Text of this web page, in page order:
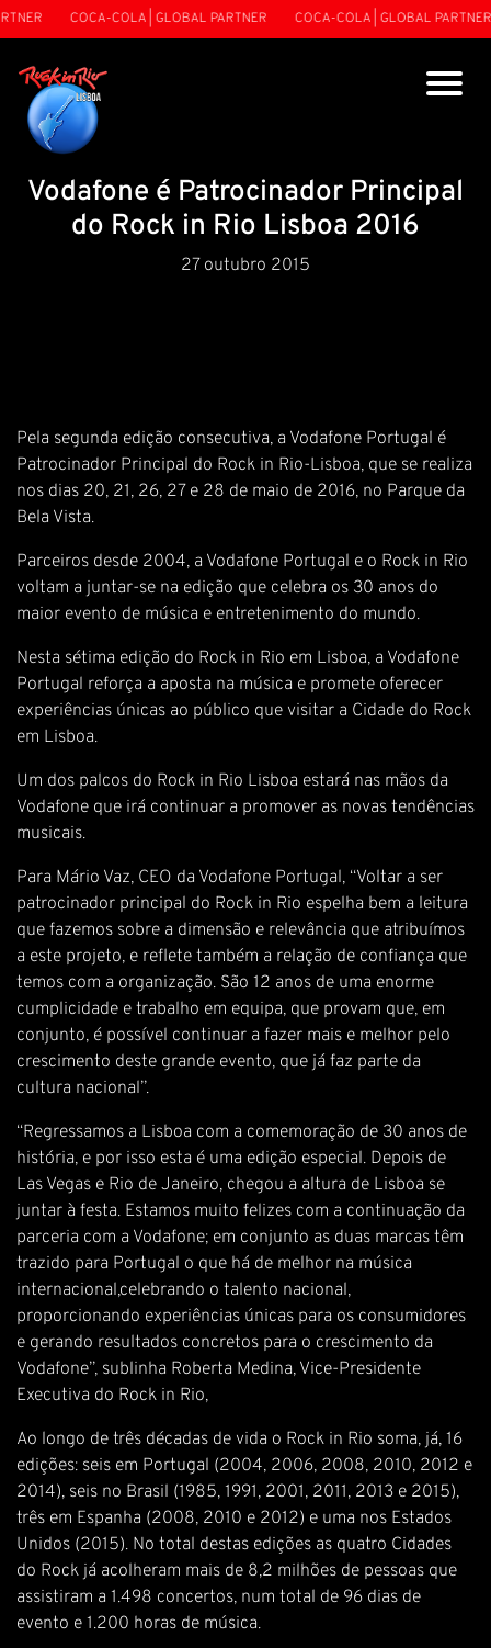
COCA-COLA | GLOBAL PARTNER COCA-COLA | GLOBAL PARTNER
Vodafone é Patrocinador Principal
do Rock in Rio Lisboa 2016
27 outubro 2015
Pela segunda edição consecutiva, a Vodafone Portugal é
Patrocinador Principal do Rock in Rio-Lisboa, que se realiza
nos dias 20, 21, 26, 27 e 28 de maio de 2016, no Parque da
Bela Vista.
Parceiros desde 2004, a Vodafone Portugal e o Rock in Rio
voltam a juntar-se na edição que celebra os 30 anos do
maior evento de música e entretenimento do mundo.
Nesta sétima edição do Rock in Rio em Lisboa, a Vodafone
Portugal reforça a aposta na música e promete oferecer
experiências únicas ao público que visitar a Cidade do Rock
em Lisboa.
Um dos palcos do Rock in Rio Lisboa estará nas mãos da
Vodafone que irá continuar a promover as novas tendências
musicais.
Para Mário Vaz, CEO da Vodafone Portugal, “Voltar a ser
patrocinador principal do Rock in Rio espelha bem a leitura
que fazemos sobre a dimensão e relevância que atribuímos
a este projeto, e reflete também a relação de confiança que
temos com a organização. São 12 anos de uma enorme
cumplicidade e trabalho em equipa, que provam que, em
conjunto, é possível continuar a fazer mais e melhor pelo
crescimento deste grande evento, que já faz parte da
cultura nacional”.
“Regressamos a Lisboa com a comemoração de 30 anos de
história, e por isso esta é uma edição especial. Depois de
Las Vegas e Rio de Janeiro, chegou a altura de Lisboa se
juntar à festa. Estamos muito felizes com a continuação da
parceria com a Vodafone; em conjunto as duas marcas têm
trazido para Portugal o que há de melhor na música
internacional,celebrando o talento nacional,
proporcionando experiências únicas para os consumidores
e gerando resultados concretos para o crescimento da
Vodafone”, sublinha Roberta Medina, Vice-Presidente
Executiva do Rock in Rio,
Ao longo de três décadas de vida o Rock in Rio soma, já, 16
edições: seis em Portugal (2004, 2006, 2008, 2010, 2012 e
2014), seis no Brasil (1985, 1991, 2001, 2011, 2013 e 2015),
três em Espanha (2008, 2010 e 2012) e uma nos Estados
Unidos (2015). No total destas edições as quatro Cidades
do Rock já acolheram mais de 8,2 milhões de pessoas que
assistiram a 1.498 concertos, num total de 96 dias de
evento e 1.200 horas de música.